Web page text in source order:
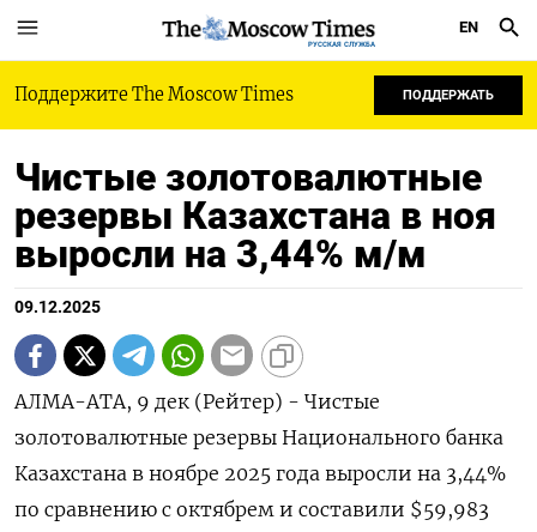
РУССКАЯ СЛУЖБА
EN
Поддержите The Moscow Times ПОДДЕРЖАТЬ
Чистые золотовалютные
резервы Казахстана в ноя
выросли на 3,44% м/м
09.12.2025
АЛМА-АТА, 9 дек (Рейтер) - Чистые
золотовалютные резервы Национального банка
Казахстана в ноябре 2025 года выросли на 3,44%
по сравнению с октябрем и составили $59,983